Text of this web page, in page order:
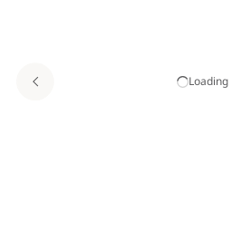
Loading